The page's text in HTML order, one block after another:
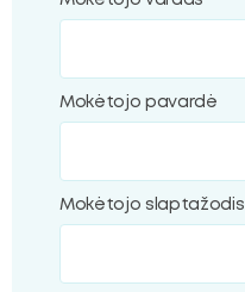
Mokėtojo pavardė
Mokėtojo slaptažodis